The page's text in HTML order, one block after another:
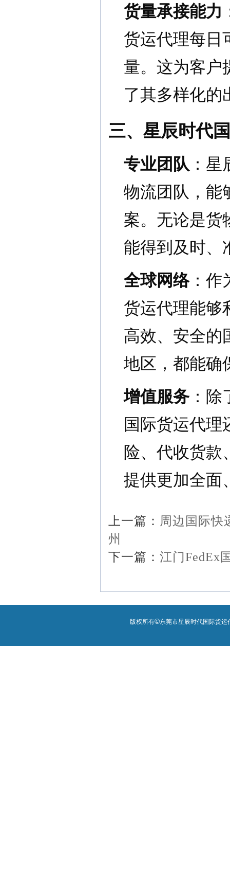
货量承接能力
货运代理每日
量。这为客户
了其多样化的
三、星辰时代
专业团队 ：
物流团队，能
案。无论是货
能得到及时、
全球网络：作
货运代理能够
高效、安全的
地区，都能确
增值服务：除
国际货运代理
险、代收货款
提供更加全面
上一篇： 周边国际快
州
下一篇： 江门FedEx
版权所有©东莞市星辰时代国际货